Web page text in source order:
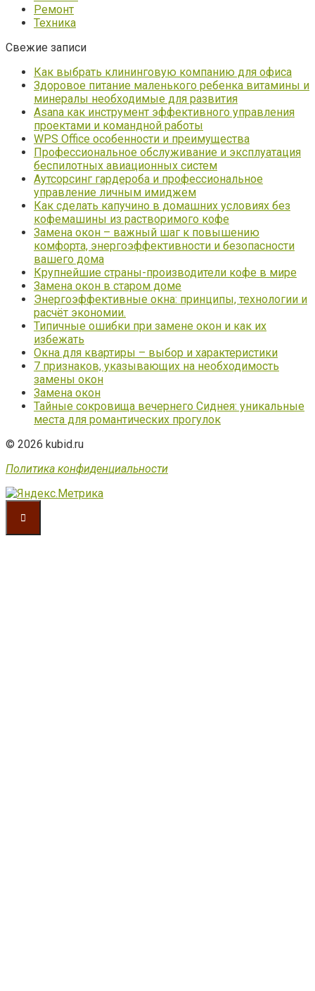
Ремонт
Техника
Свежие записи
Как выбрать клининговую компанию для офиса
Здоровое питание маленького ребенка витамины и
минералы необходимые для развития
Asana как инструмент эффективного управления
проектами и командной работы
WPS Office особенности и преимущества
Профессиональное обслуживание и эксплуатация
беспилотных авиационных систем
Аутсорсинг гардероба и профессиональное
управление личным имиджем
Как сделать капучино в домашних условиях без
кофемашины из растворимого кофе
Замена окон – важный шаг к повышению
комфорта, энергоэффективности и безопасности
вашего дома
Крупнейшие страны-производители кофе в мире
Замена окон в старом доме
Энергоэффективные окна: принципы, технологии и
расчёт экономии.
Типичные ошибки при замене окон и как их
избежать
Окна для квартиры – выбор и характеристики
7 признаков, указывающих на необходимость
замены окон
Замена окон
Тайные сокровища вечернего Сиднея: уникальные
места для романтических прогулок
© 2026 kubid.ru
Политика конфиденциальности